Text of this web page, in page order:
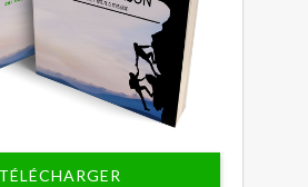
TÉLÉCHARGER